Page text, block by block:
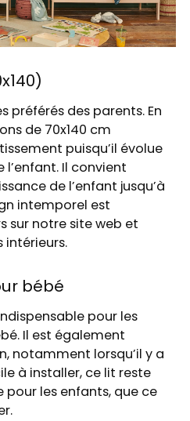
préférés des parents. En
de 70x140 cm
puisqu’il évolue
l’enfant. Il convient
de l’enfant jusqu’à
intemporel est
sur notre site web et
intérieurs.
bébé
pour les
Il est également
notamment lorsqu’il y a
à installer, ce lit reste
les enfants, que ce